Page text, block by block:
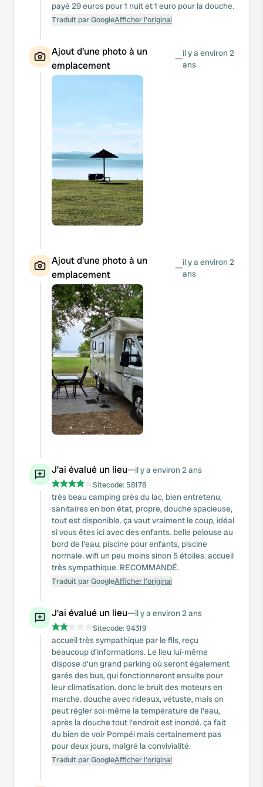
payé 29 euros pour 1 nuit et 1 euro pour la douche.
Traduit par GoogleAfficher l'original
Ajout d'une photo à un
emplacement
—il y a environ 2
ans
Ajout d'une photo à un
emplacement
—il y a environ 2
ans
J'ai évalué un lieu—il y a environ 2 ans
Sitecode:58178
très beau camping près du lac, bien entretenu,
sanitaires en bon état, propre, douche spacieuse,
tout est disponible. ça vaut vraiment le coup, idéal
si vous êtes ici avec des enfants. belle pelouse au
bord de l'eau, piscine pour enfants, piscine
normale. wifi un peu moins sinon 5 étoiles. accueil
très sympathique. RECOMMANDÉ.
Traduit par GoogleAfficher l'original
J'ai évalué un lieu—il y a environ 2 ans
Sitecode:94319
accueil très sympathique par le fils, reçu
beaucoup d'informations. Le lieu lui-même
dispose d'un grand parking où seront également
garés des bus, qui fonctionneront ensuite pour
leur climatisation. donc le bruit des moteurs en
marche. douche avec rideaux, vétuste, mais on
peut régler soi-même la température de l'eau,
après la douche tout l'endroit est inondé. ça fait
du bien de voir Pompéi mais certainement pas
pour deux jours, malgré la convivialité.
Traduit par GoogleAfficher l'original